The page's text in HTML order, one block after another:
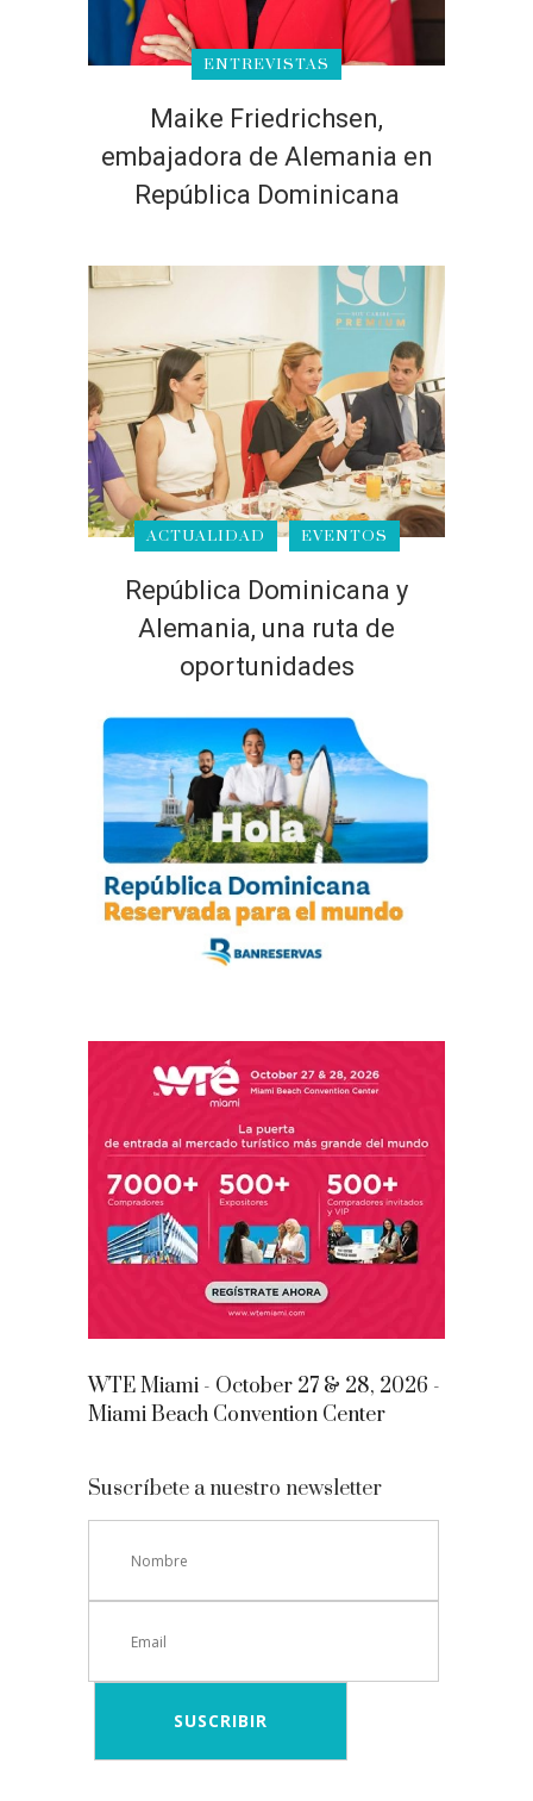
ENTREVISTAS
Maike Friedrichsen,
embajadora de Alemania en
República Dominicana
ACTUALIDAD EVENTOS
República Dominicana y
Alemania, una ruta de
oportunidades
WTE Miami - October 27 & 28, 2026 -
Miami Beach Convention Center
Suscríbete a nuestro newsletter